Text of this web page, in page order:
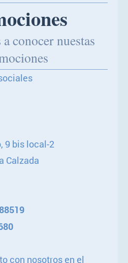
conocer nuestas
9 bis local-2
Calzada
con nosotros en el